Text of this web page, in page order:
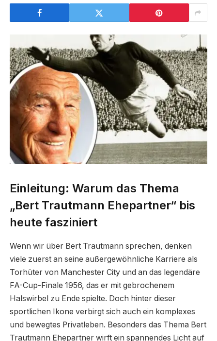
Einleitung: Warum das Thema
„Bert Trautmann Ehepartner“ bis
heute fasziniert
Wenn wir über Bert Trautmann sprechen, denken
viele zuerst an seine außergewöhnliche Karriere als
Torhüter von Manchester City und an das legendäre
FA-Cup-Finale 1956, das er mit gebrochenem
Halswirbel zu Ende spielte. Doch hinter dieser
sportlichen Ikone verbirgt sich auch ein komplexes
und bewegtes Privatleben. Besonders das Thema Bert
Trautmann Ehepartner wirft ein spannendes Licht auf